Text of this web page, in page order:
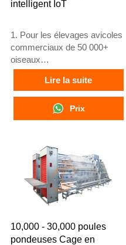
du poulailler à votre
intelligent IoT
1. Pour les élevages avicoles
commerciaux de 50 000+
oiseaux
2. Surveillance
environnementale 24/7
3. Amélioration de la
conversion alimentaire de 15
à 20 %
production d'œufs de 10 %
5. Réception /WhatsApp NO. :
+8618830120193
Lire la suite
Prix
10,000 - 30,000 poules
pondeuses Cage en